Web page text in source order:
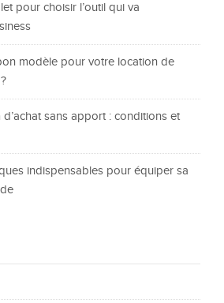
pour choisir l’outil qui va
modèle pour votre location de
sans apport : conditions et
indispensables pour équiper sa